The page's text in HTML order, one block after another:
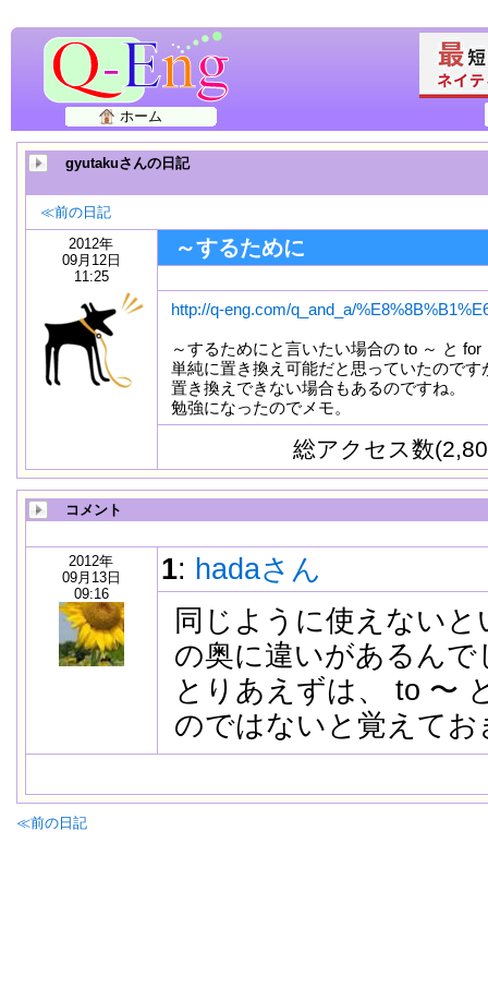
ホーム
gyutakuさんの日記
≪前の日記
2012年
09月12日
11:25
～するために
http://q-eng.com/q_and_a/
～するためにと言いたい場合の to ～ と for
単純に置き換え可能だと思っていたのです
置き換えできない場合もあるのですね。
勉強になったのでメモ。
総アクセス数
コメント
2012年
09月13日
09:16
1: hadaさん
同じように使えない
の奥に違いがあるんで
とりあえずは、 to 〜
のではないと覚えてお
≪前の日記